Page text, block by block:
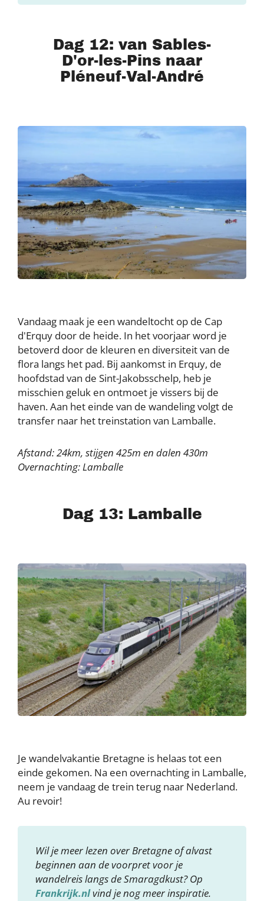
Dag 12: van Sables-
D'or-les-Pins naar
Pléneuf-Val-André
Vandaag maak je een wandeltocht op de Cap
d'Erquy door de heide. In het voorjaar word je
betoverd door de kleuren en diversiteit van de
flora langs het pad. Bij aankomst in Erquy, de
hoofdstad van de Sint-Jakobsschelp, heb je
misschien geluk en ontmoet je vissers bij de
haven. Aan het einde van de wandeling volgt de
transfer naar het treinstation van Lamballe.
Afstand: 24km, stijgen 425m en dalen 430m
Overnachting: Lamballe
Dag 13: Lamballe
Je wandelvakantie Bretagne is helaas tot een
einde gekomen. Na een overnachting in Lamballe,
neem je vandaag de trein terug naar Nederland.
Au revoir!
Wil je meer lezen over Bretagne of alvast
beginnen aan de voorpret voor je
wandelreis langs de Smaragdkust? Op
Frankrijk.nlvind je nog meer inspiratie.